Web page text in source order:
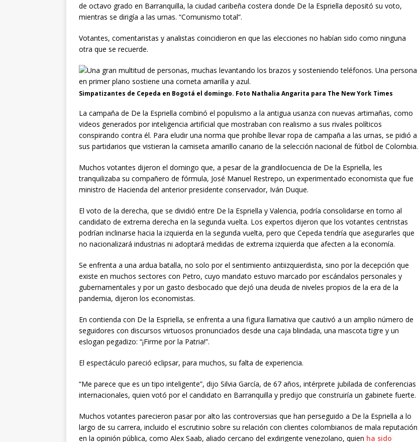
de octavo grado en Barranquilla, la ciudad caribeña costera donde De la Espriella depositó su voto,
mientras se dirigía a las urnas. “Comunismo total”.
Votantes, comentaristas y analistas coincidieron en que las elecciones no habían sido como ninguna
otra que se recuerde.
Simpatizantes de Cepeda en Bogotá el domingo. Foto Nathalia Angarita para The New York Times
La campaña de De la Espriella combinó el populismo a la antigua usanza con nuevas artimañas, como
videos generados por inteligencia artificial que mostraban con realismo a sus rivales políticos
conspirando contra él. Para eludir una norma que prohíbe llevar ropa de campaña a las urnas, se pidió a
sus partidarios que vistieran la camiseta amarillo canario de la selección nacional de fútbol de Colombia.
Muchos votantes dijeron el domingo que, a pesar de la grandilocuencia de De la Espriella, les
tranquilizaba su compañero de fórmula, José Manuel Restrepo, un experimentado economista que fue
ministro de Hacienda del anterior presidente conservador, Iván Duque.
El voto de la derecha, que se dividió entre De la Espriella y Valencia, podría consolidarse en torno al
candidato de extrema derecha en la segunda vuelta. Los expertos dijeron que los votantes centristas
podrían inclinarse hacia la izquierda en la segunda vuelta, pero que Cepeda tendría que asegurarles que
no nacionalizará industrias ni adoptará medidas de extrema izquierda que afecten a la economía.
Se enfrenta a una ardua batalla, no solo por el sentimiento antiizquierdista, sino por la decepción que
existe en muchos sectores con Petro, cuyo mandato estuvo marcado por escándalos personales y
gubernamentales y por un gasto desbocado que dejó una deuda de niveles propios de la era de la
pandemia, dijeron los economistas.
En contienda con De la Espriella, se enfrenta a una figura llamativa que cautivó a un amplio número de
seguidores con discursos virtuosos pronunciados desde una caja blindada, una mascota tigre y un
eslogan pegadizo: “¡Firme por la Patria!”.
El espectáculo pareció eclipsar, para muchos, su falta de experiencia.
“Me parece que es un tipo inteligente”, dijo Silvia García, de 67 años, intérprete jubilada de conferencias
internacionales, quien votó por el candidato en Barranquilla y predijo que construiría un gabinete fuerte.
Muchos votantes parecieron pasar por alto las controversias que han perseguido a De la Espriella a lo
largo de su carrera, incluido el escrutinio sobre su relación con clientes colombianos de mala reputación
en la opinión pública, como Alex Saab, aliado cercano del exdirigente venezolano, quien ha sido